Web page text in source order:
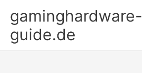
Inhalt
springen
gaminghardware-
guide.de